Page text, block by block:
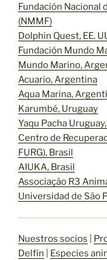
Fundación Nacional
(NMMF)
Dolphin Quest, EE.
Fundación Mundo
Mundo Marino,
Acuario, Argentina
Aqua Marina,
Karumbé, Uruguay
Yaqu Pacha
Centro de
FURG), Brasil
AIUKA, Brasil
Associação R3
Universidad de São
Nuestros socios
Delfín
Especies